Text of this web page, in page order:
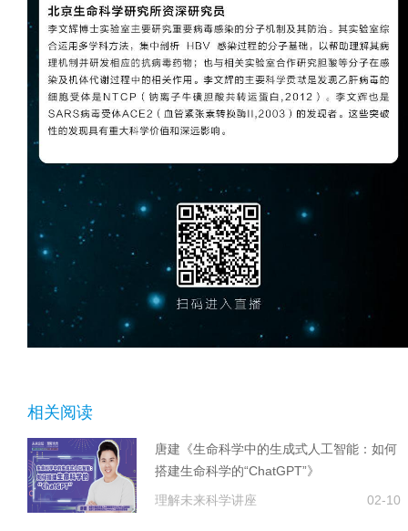
相关阅读
唐建《生命科学中的生成式人工智能：如何
搭建生命科学的“ChatGPT”》
理解未来科学讲座
02-10